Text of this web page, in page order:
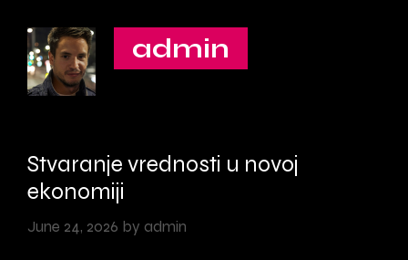
content
admin
Stvaranje vrednosti u novoj
ekonomiji
June 24, 2026 by admin